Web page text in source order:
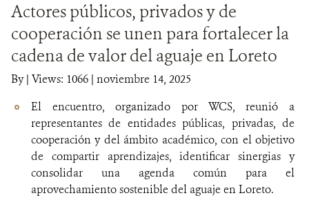
Actores públicos, privados y de
cooperación se unen para fortalecer la
cadena de valor del aguaje en Loreto
By| Views: 1066 | noviembre 14, 2025
El encuentro, organizado por WCS, reunió a
representantes de entidades públicas, privadas, de
cooperación y del ámbito académico, con el objetivo
de compartir aprendizajes, identificar sinergias y
consolidar una agenda común para el
aprovechamiento sostenible del aguaje en Loreto.